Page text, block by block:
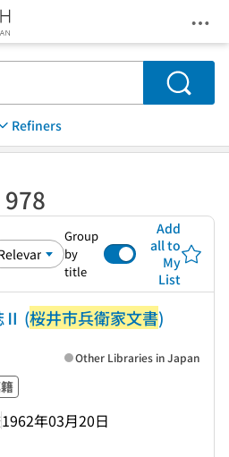
Search
Refiners
Group
by
title
Add
all to
My
List
Ⅱ (桜井市兵衛家文書)
1962年03月20日
Other Libraries in Japan